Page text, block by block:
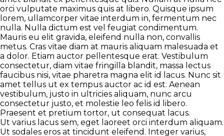
orci vulputate maximus quis at libero. Quisque ipsum
lorem, ullamcorper vitae interdum in, fermentum nec
nulla. Nulla dictum est vel feugiat condimentum.
Mauris eu elit gravida, eleifend nulla non, convallis
metus. Cras vitae diam at mauris aliquam malesuada et
a dolor. Etiam auctor pellentesque erat. Vestibulum
consectetur, diam vitae fringilla blandit, massa lectus
faucibus nisi, vitae pharetra magna elit id lacus. Nunc sit
amet tellus ut ex tempus auctor ac id est. Aenean
vestibulum, justo in ultricies aliquam, nunc arcu
consectetur justo, et molestie leo felis id libero.
Praesent et pretium tortor, ut consequat lacus.
Ut varius lacus sem, eget laoreet orci interdum aliquam.
Ut sodales eros at tincidunt eleifend. Integer varius,